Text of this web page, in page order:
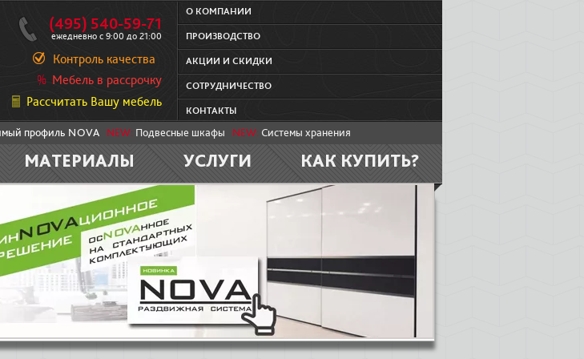
(495) 540-59-71
ежедневно с 9:00 до 21:00
Контроль качества
Мебель в рассрочку
Рассчитать Вашу мебель
О КОМПАНИИ
ПРОИЗВОДСТВО
АКЦИИ И СКИДКИ
СОТРУДНИЧЕСТВО
КОНТАКТЫ
профиль NOVA NEW: Подвесные шкафы NEW: Системы хранения
МАТЕРИАЛЫ УСЛУГИ КАК КУПИТЬ?